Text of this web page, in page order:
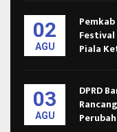
02
AGU
Piala
03
AGU
DPRD